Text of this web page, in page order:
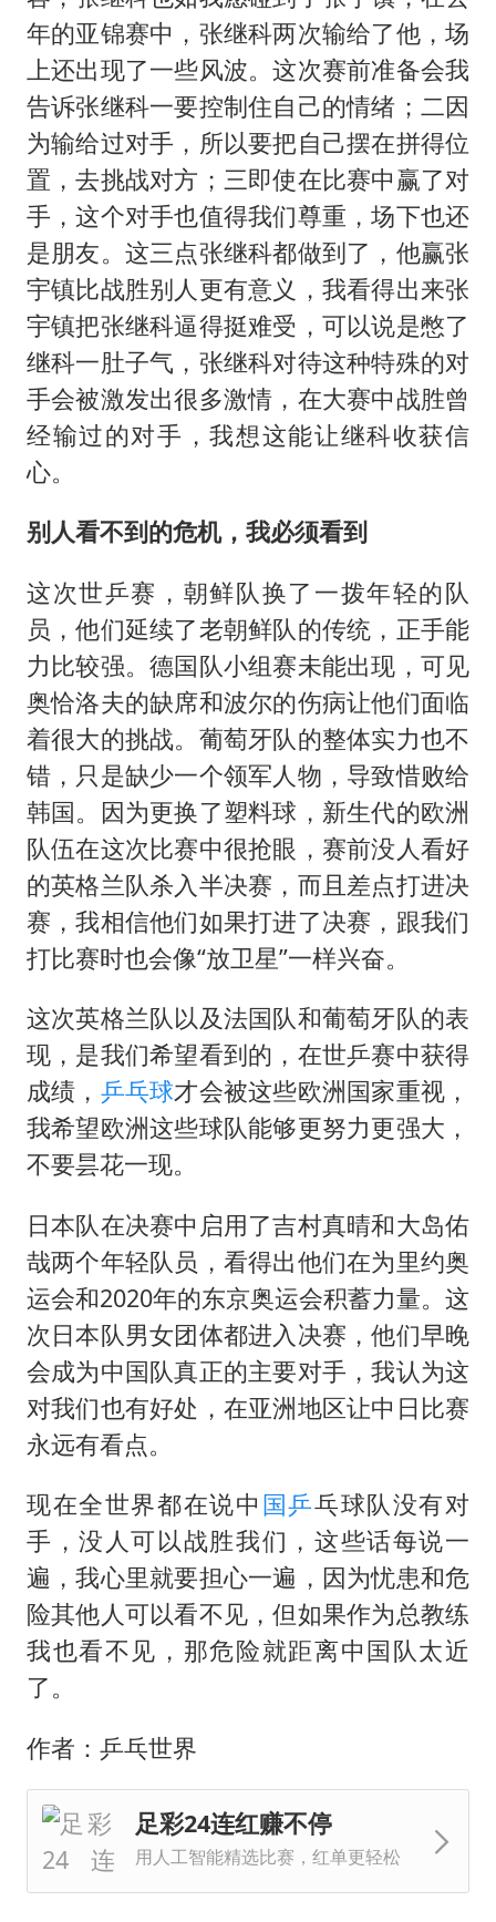
年的亚锦赛中，张继科两次输给了他，场
上还出现了一些风波。这次赛前准备会我
告诉张继科一要控制住自己的情绪；二因
为输给过对手，所以要把自己摆在拼得位
置，去挑战对方；三即使在比赛中赢了对
手，这个对手也值得我们尊重，场下也还
是朋友。这三点张继科都做到了，他赢张
宇镇比战胜别人更有意义，我看得出来张
宇镇把张继科逼得挺难受，可以说是憋了
继科一肚子气，张继科对待这种特殊的对
手会被激发出很多激情，在大赛中战胜曾
经输过的对手，我想这能让继科收获信
心。
别人看不到的危机，我必须看到
这次世乒赛，朝鲜队换了一拨年轻的队
员，他们延续了老朝鲜队的传统，正手能
力比较强。德国队小组赛未能出现，可见
奥恰洛夫的缺席和波尔的伤病让他们面临
着很大的挑战。葡萄牙队的整体实力也不
错，只是缺少一个领军人物，导致惜败给
韩国。因为更换了塑料球，新生代的欧洲
队伍在这次比赛中很抢眼，赛前没人看好
的英格兰队杀入半决赛，而且差点打进决
赛，我相信他们如果打进了决赛，跟我们
打比赛时也会像“放卫星”一样兴奋。
这次英格兰队以及法国队和葡萄牙队的表
现，是我们希望看到的，在世乒赛中获得
成绩， 乒乓球才会被这些欧洲国家重视，
我希望欧洲这些球队能够更努力更强大，
不要昙花一现。
日本队在决赛中启用了吉村真晴和大岛佑
哉两个年轻队员，看得出他们在为里约奥
运会和2020年的东京奥运会积蓄力量。这
次日本队男女团体都进入决赛，他们早晚
会成为中国队真正的主要对手，我认为这
对我们也有好处，在亚洲地区让中日比赛
永远有看点。
现在全世界都在说中 国乒乓球队没有对
手，没人可以战胜我们，这些话每说一
遍，我心里就要担心一遍，因为忧患和危
险其他人可以看不见，但如果作为总教练
我也看不见，那危险就距离中国队太近
了。
作者：乒乓世界
足彩24连红赚不停
用人工智能精选比赛，红单更轻松